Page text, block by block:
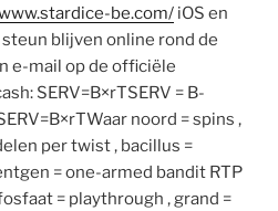
be.com/ iOS en
blijven online rond de
e-mail op de officiële
SERV=B×rTSERV = B-
noord = spins ,
per twist , bacillus =
= one-armed bandit RTP
= playthrough , grand =